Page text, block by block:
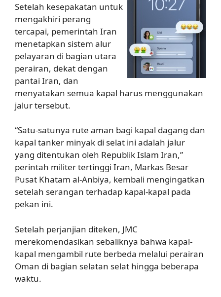
Setelah kesepakatan untuk
mengakhiri perang
tercapai, pemerintah Iran
menetapkan sistem alur
pelayaran di bagian utara
perairan, dekat dengan
pantai Iran, dan
menyatakan semua kapal harus menggunakan
jalur tersebut.
“Satu-satunya rute aman bagi kapal dagang dan
kapal tanker minyak di selat ini adalah jalur
yang ditentukan oleh Republik Islam Iran,”
perintah militer tertinggi Iran, Markas Besar
Pusat Khatam al-Anbiya, kembali mengingatkan
setelah serangan terhadap kapal-kapal pada
pekan ini.
Setelah perjanjian diteken, JMC
merekomendasikan sebaliknya bahwa kapal-
kapal mengambil rute berbeda melalui perairan
Oman di bagian selatan selat hingga beberapa
waktu.